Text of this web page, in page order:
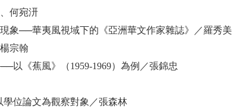
何宛汧
象──華夷風視域下的《亞洲華文作家雜誌》／羅秀美
宗翰
以《蕉風》（1959-1969）為例／張錦忠
位論文為觀察對象／張森林